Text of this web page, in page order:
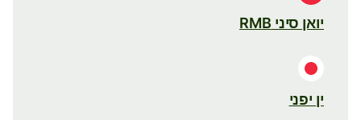
יואן סיני RMB
ין יפני